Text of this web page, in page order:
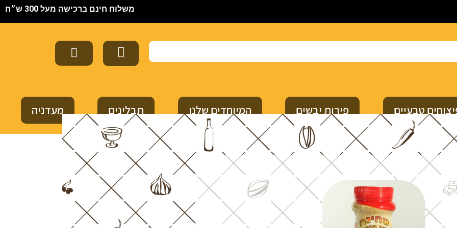
משלוח חינם ברכישה מעל 300 ש״ח
טבעיים פירות יבשים המיוחדים שלנו תבלינים מעדניה